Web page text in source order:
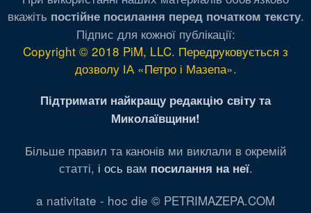
вкажіть постійне посилання перед початком тексту.
Підпис для кожної публікації:
Copyright © 2018 PiM, LLC. Передруковується з
дозволу ІА «Петро і Мазепа».
Підтримати найкращу редакцію світу та
Миколаївщини!
Більше правил та канонів ми виклали в окремій
статті, і ось вам посилання на неї.
a nativitate - hoc die © PETRIMAZEPA.COM